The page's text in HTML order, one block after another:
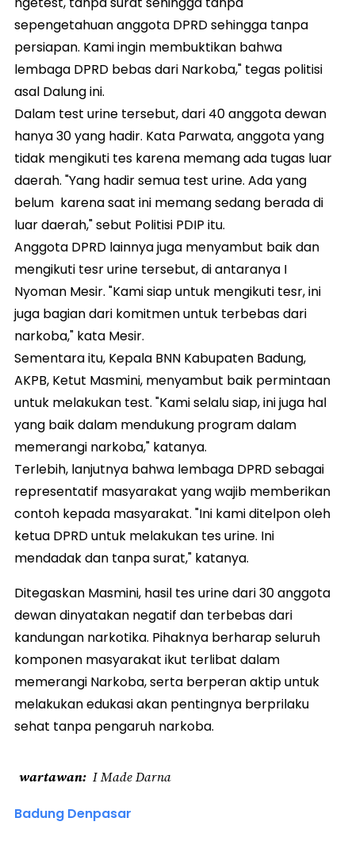
sepengetahuan anggota DPRD sehingga tanpa
persiapan. Kami ingin membuktikan bahwa
lembaga DPRD bebas dari Narkoba," tegas politisi
asal Dalung ini.
Dalam test urine tersebut, dari 40 anggota dewan
hanya 30 yang hadir. Kata Parwata, anggota yang
tidak mengikuti tes karena memang ada tugas luar
daerah. "Yang hadir semua test urine. Ada yang
belum karena saat ini memang sedang berada di
luar daerah," sebut Politisi PDIP itu.
Anggota DPRD lainnya juga menyambut baik dan
mengikuti tesr urine tersebut, di antaranya I
Nyoman Mesir. "Kami siap untuk mengikuti tesr, ini
juga bagian dari komitmen untuk terbebas dari
narkoba," kata Mesir.
Sementara itu, Kepala BNN Kabupaten Badung,
AKPB, Ketut Masmini, menyambut baik permintaan
untuk melakukan test. "Kami selalu siap, ini juga hal
yang baik dalam mendukung program dalam
memerangi narkoba," katanya.
Terlebih, lanjutnya bahwa lembaga DPRD sebagai
representatif masyarakat yang wajib memberikan
contoh kepada masyarakat. "Ini kami ditelpon oleh
ketua DPRD untuk melakukan tes urine. Ini
mendadak dan tanpa surat," katanya.
Ditegaskan Masmini, hasil tes urine dari 30 anggota
dewan dinyatakan negatif dan terbebas dari
kandungan narkotika. Pihaknya berharap seluruh
komponen masyarakat ikut terlibat dalam
memerangi Narkoba, serta berperan aktip untuk
melakukan edukasi akan pentingnya berprilaku
sehat tanpa pengaruh narkoba.
wartawan I Made Darna
Badung Denpasar